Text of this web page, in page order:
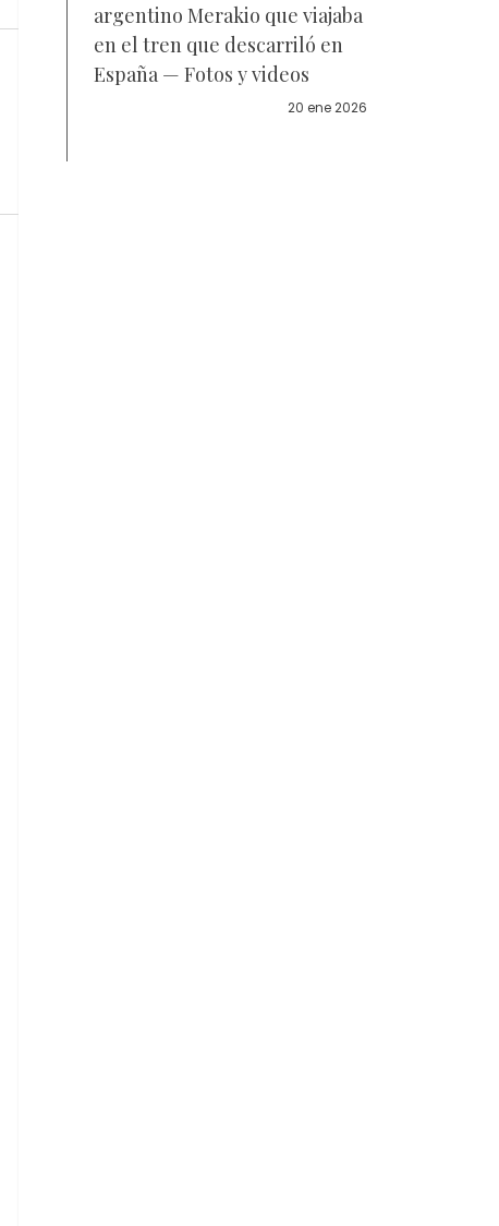
argentino Merakio que viajaba
en el tren que descarriló en
España — Fotos y videos
20 ene 2026